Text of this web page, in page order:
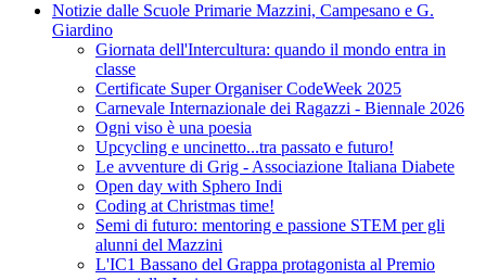
Notizie dalle Scuole Primarie Mazzini, Campesano e G.
Giardino
Giornata dell'Intercultura: quando il mondo entra in
classe
Certificate Super Organiser CodeWeek 2025
Carnevale Internazionale dei Ragazzi - Biennale 2026
Ogni viso è una poesia
Upcycling e uncinetto...tra passato e futuro!
Le avventure di Grig - Associazione Italiana Diabete
Open day with Sphero Indi
Coding at Christmas time!
Semi di futuro: mentoring e passione STEM per gli
alunni del Mazzini
L'IC1 Bassano del Grappa protagonista al Premio